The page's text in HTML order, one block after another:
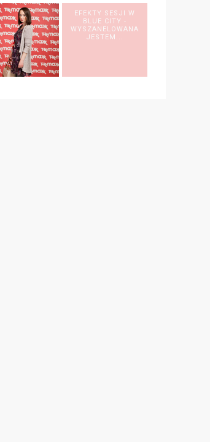
EFEKTY SESJI W
BLUE CITY -
WYSZANELOWANA
JESTEM...